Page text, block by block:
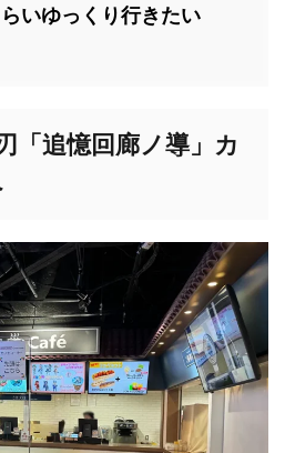
いゆっくり行きたい
「追憶回廊ノ導」カ